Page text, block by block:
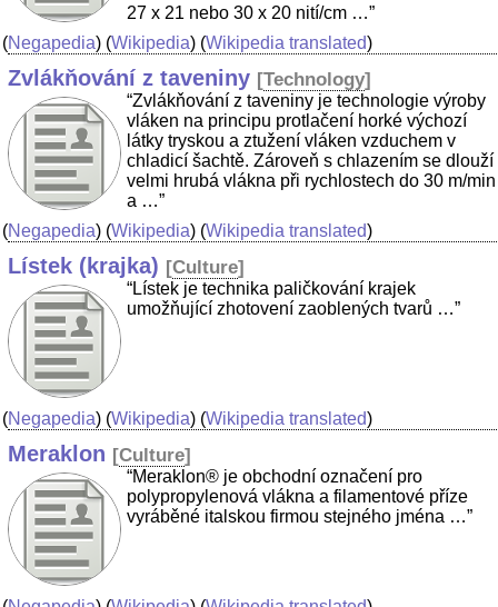
27 x 21 nebo 30 x 20 nití/cm …”
(Negapedia) (Wikipedia) (Wikipedia translated)
Zvlákňování z taveniny [Technology]
“Zvlákňování z taveniny je technologie výroby
vláken na principu protlačení horké výchozí
látky tryskou a ztužení vláken vzduchem v
chladicí šachtě. Zároveň s chlazením se dlouží
velmi hrubá vlákna při rychlostech do 30 m/min
a …”
(Negapedia) (Wikipedia) (Wikipedia translated)
Lístek (krajka) [Culture]
“Lístek je technika paličkování krajek
umožňující zhotovení zaoblených tvarů …”
(Negapedia) (Wikipedia) (Wikipedia translated)
Meraklon [Culture]
“Meraklon® je obchodní označení pro
polypropylenová vlákna a filamentové příze
vyráběné italskou firmou stejného jména …”